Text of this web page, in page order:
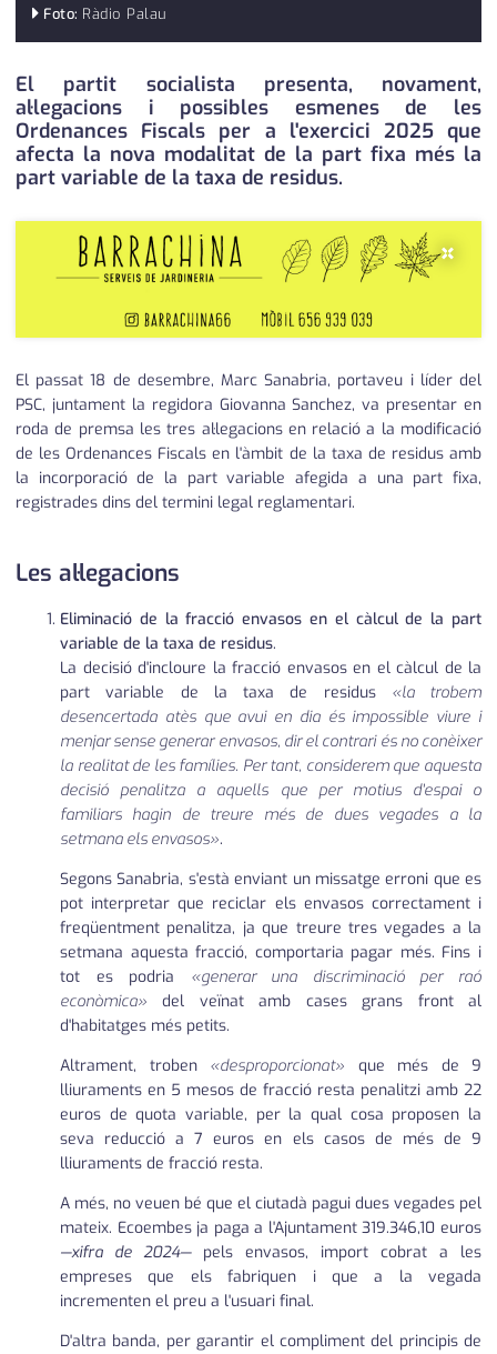
societat
successos
editorial
Foto: Ràdio Palau
El partit socialista presenta, novament,
al·legacions i possibles esmenes de les
Ordenances Fiscals per a l'exercici 2025 que
afecta la nova modalitat de la part fixa més la
part variable de la taxa de residus.
×
El passat 18 de desembre, Marc Sanabria, portaveu i líder del
PSC, juntament la regidora Giovanna Sanchez, va presentar en
roda de premsa les tres al·legacions en relació a la modificació
de les Ordenances Fiscals en l'àmbit de la taxa de residus amb
la incorporació de la part variable afegida a una part fixa,
registrades dins del termini legal reglamentari.
Les al·legacions
Eliminació de la fracció envasos en el càlcul de la part
variable de la taxa de residus.
La decisió d'incloure la fracció envasos en el càlcul de la
part variable de la taxa de residus «la trobem
desencertada atès que avui en dia és impossible viure i
menjar sense generar envasos, dir el contrari és no conèixer
la realitat de les famílies. Per tant, considerem que aquesta
decisió penalitza a aquells que per motius d'espai o
familiars hagin de treure més de dues vegades a la
setmana els envasos».
Segons Sanabria, s'està enviant un missatge erroni que es
pot interpretar que reciclar els envasos correctament i
freqüentment penalitza, ja que treure tres vegades a la
setmana aquesta fracció, comportaria pagar més. Fins i
tot es podria «generar una discriminació per raó
econòmica» del veïnat amb cases grans front al
d'habitatges més petits.
Altrament, troben «desproporcionat» que més de 9
lliuraments en 5 mesos de fracció resta penalitzi amb 22
euros de quota variable, per la qual cosa proposen la
seva reducció a 7 euros en els casos de més de 9
lliuraments de fracció resta.
A més, no veuen bé que el ciutadà pagui dues vegades pel
mateix. Ecoembes ja paga a l'Ajuntament 319.346,10 euros
—xifra de 2024—pels envasos, import cobrat a les
empreses que els fabriquen i que a la vegada
incrementen el preu a l'usuari final.
D'altra banda, per garantir el compliment del principis de